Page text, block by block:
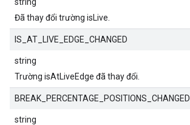
Đã thay đổi trường isLive.
IS_AT_LIVE_EDGE_CHANGED
string
Trường isAtLiveEdge đã thay đổi.
BREAK_PERCENTAGE_POSITIONS_CHANGED
string